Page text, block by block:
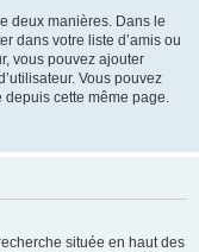
deux manières. Dans le
dans votre liste d’amis ou
vous pouvez ajouter
Vous pouvez
cette même page.
située en haut des